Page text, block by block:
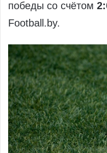
победы со счётом
Football.by.